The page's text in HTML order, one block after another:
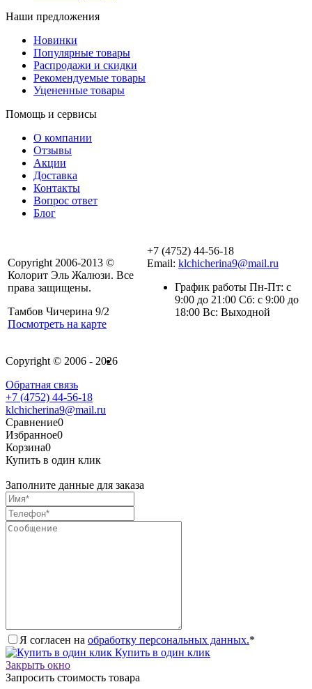
Наши предложения
Новинки
Популярные товары
Распродажи и скидки
Рекомендуемые товары
Уцененные товары
Помощь и сервисы
О компании
Отзывы
Акции
Доставка
Контакты
Вопрос ответ
Блог
Copyright 2006-2013 ©
Колорит Эль Жалюзи. Все
права защищены.
Тамбов Чичерина 9/2
Посмотреть на карте
+7 (4752) 44-56-18
Email: klchicherina9@mail.ru
График работы Пн-Пт: с
9:00 до 21:00 Сб: с 9:00 до
18:00 Вс: Выходной
Copyright © 2006 - 2026
Обратная связь
+7 (4752) 44-56-18
klchicherina9@mail.ru
Сравнение0
Избранное0
Корзина0
Купить в один клик
Заполните данные для заказа
Я согласен на обработку персональных данных.*
Купить в один клик
Закрыть окно
Запросить стоимость товара